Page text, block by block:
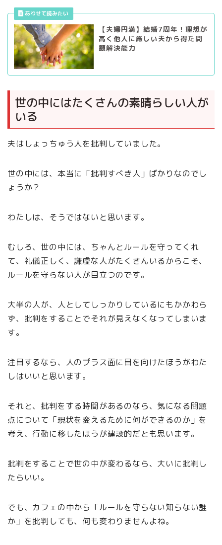
【夫婦円満】結婚7周年！理想が
高く他人に厳しい夫から得た問
題解決能力
世の中にはたくさんの素晴らしい人が
いる
夫はしょっちゅう人を批判していました。
世の中には、本当に「批判すべき人」ばかりなのでし
ょうか？
わたしは、そうではないと思います。
むしろ、世の中には、ちゃんとルールを守ってくれ
て、礼儀正しく、謙虚な人がたくさんいるからこそ、
ルールを守らない人が目立つのです。
大半の人が、人としてしっかりしているにもかかわら
ず、批判をすることでそれが見えなくなってしまいま
す。
注目するなら、人のプラス面に目を向けたほうがわた
しはいいと思います。
それと、批判をする時間があるのなら、気になる問題
点について「現状を変えるために何ができるのか」を
考え、行動に移したほうが建設的だとも思います。
批判をすることで世の中が変わるなら、大いに批判し
たらいい。
でも、カフェの中から「ルールを守らない知らない誰
か」を批判しても、何も変わりませんよね。